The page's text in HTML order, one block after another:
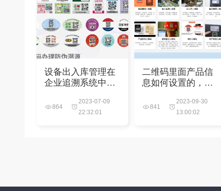
设备出入库管理在
企业追溯系统中的
864
2023-07-09
22:32:01
二维码里面产品信
息如何设置的，这
骤841
2023-09-30
13:00:02